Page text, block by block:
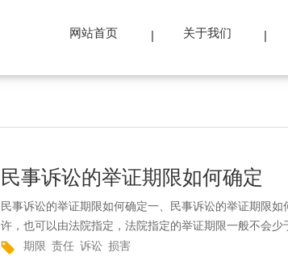
网站首页 关于我们
民事诉讼的举证期限如何确定
民事诉讼的举证期限如何确定一、民事诉讼的举证期限
许，也可以由法院指定，法院指定的举证期限一般不会少
期限 责任 诉讼 损害